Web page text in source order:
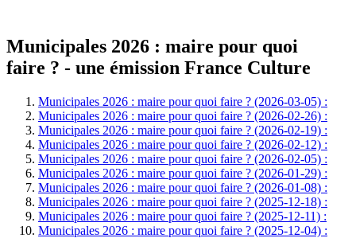
Municipales 2026 : maire pour quoi
faire ? - une émission France Culture
Municipales 2026 : maire pour quoi faire ? (2026-03-05) :
Municipales 2026 : maire pour quoi faire ? (2026-02-26) :
Municipales 2026 : maire pour quoi faire ? (2026-02-19) :
Municipales 2026 : maire pour quoi faire ? (2026-02-12) :
Municipales 2026 : maire pour quoi faire ? (2026-02-05) :
Municipales 2026 : maire pour quoi faire ? (2026-01-29) :
Municipales 2026 : maire pour quoi faire ? (2026-01-08) :
Municipales 2026 : maire pour quoi faire ? (2025-12-18) :
Municipales 2026 : maire pour quoi faire ? (2025-12-11) :
Municipales 2026 : maire pour quoi faire ? (2025-12-04) :